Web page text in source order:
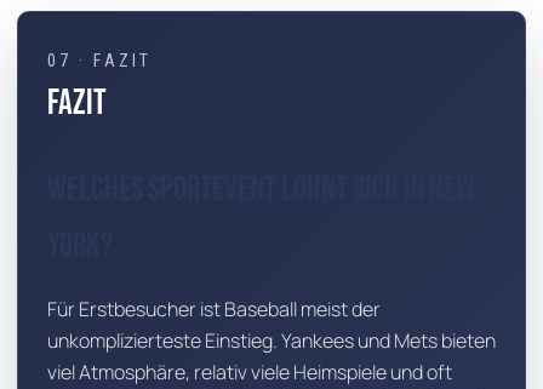
07 · FAZIT
Fazit
Für Erstbesucher ist Baseball meist der
unkomplizierteste Einstieg. Yankees und Mets bieten
viel Atmosphäre, relativ viele Heimspiele und oft